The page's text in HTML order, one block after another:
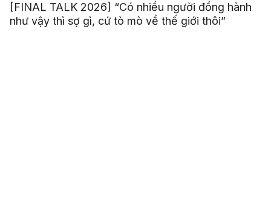
[FINAL TALK 2026] “Có nhiều người đồng hành
như vậy thì sợ gì, cứ tò mò về thế giới thôi”